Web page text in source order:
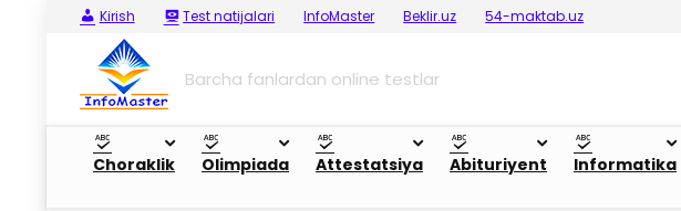
Kirish Test natijalari InfoMaster Beklir.uz 54-maktab.uz
Barcha fanlardan online testlar
Choraklik Olimpiada Attestatsiya Abituriyent Informatika